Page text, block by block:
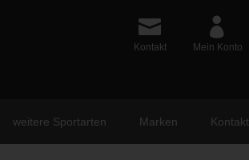
Kontakt Mein Konto
weitere Sportarten Marken Kontakt